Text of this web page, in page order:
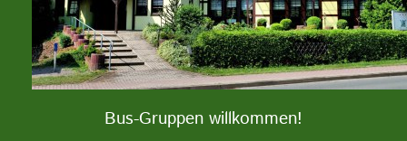
Bus-Gruppen willkommen!